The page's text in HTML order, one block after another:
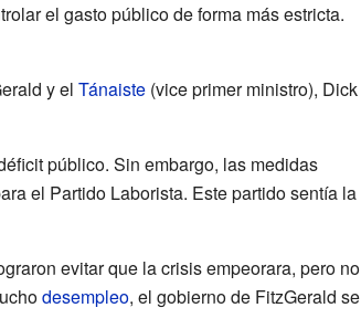
el gasto público de forma más estricta.
y el Tánaiste(vice primer ministro), Dick
público. Sin embargo, las medidas
el Partido Laborista. Este partido sentía la
evitar que la crisis empeorara, pero no
desempleo, el gobierno de FitzGerald se